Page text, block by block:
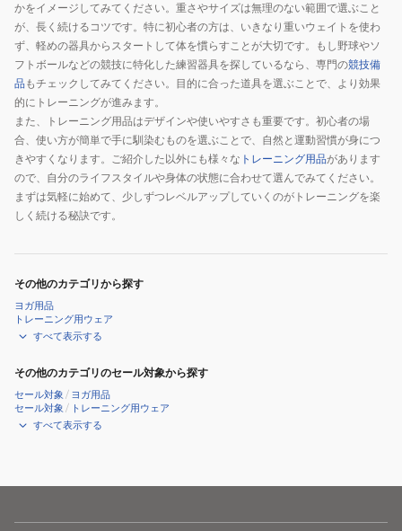
かをイメージしてみてください。重さやサイズは無理のない範囲で選ぶこと
が、長く続けるコツです。特に初心者の方は、いきなり重いウェイトを使わ
ず、軽めの器具からスタートして体を慣らすことが大切です。もし野球やソ
フトボールなどの競技に特化した練習器具を探しているなら、専門の競技備
品もチェックしてみてください。目的に合った道具を選ぶことで、より効果
的にトレーニングが進みます。
また、トレーニング用品はデザインや使いやすさも重要です。初心者の場
合、使い方が簡単で手に馴染むものを選ぶことで、自然と運動習慣が身につ
きやすくなります。ご紹介した以外にも様々な トレーニング用品があります
ので、自分のライフスタイルや身体の状態に合わせて選んでみてください。
まずは気軽に始めて、少しずつレベルアップしていくのがトレーニングを楽
しく続ける秘訣です。
その他のカテゴリから探す
ヨガ用品
トレーニング用ウェア
すべて表示する
その他のカテゴリのセール対象から探す
セール対象 / ヨガ用品
セール対象 / トレーニング用ウェア
すべて表示する